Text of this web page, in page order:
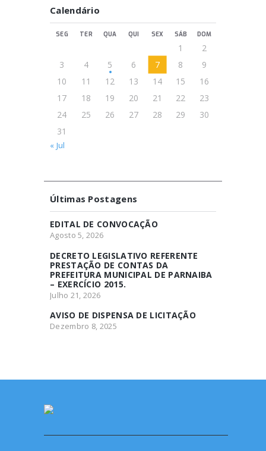
Calendário
SEG TER QUA QUI SEX SÁB DOM
1
2
3
4 5 6 7 8
9
10
11 12 13 14 15
16
17
18 19 20 21 22
23
24
25 26 27 28 29
30
31
« Jul
Últimas Postagens
EDITAL DE CONVOCAÇÃO
Agosto 5, 2026
DECRETO LEGISLATIVO REFERENTE
PRESTAÇÃO DE CONTAS DA
PREFEITURA MUNICIPAL DE PARNAIBA
– EXERCÍCIO 2015.
Julho 21, 2026
AVISO DE DISPENSA DE LICITAÇÃO
Dezembro 8, 2025